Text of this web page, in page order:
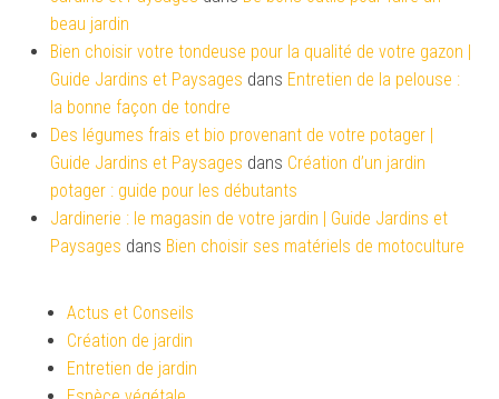
beau jardin
Bien choisir votre tondeuse pour la qualité de votre gazon |
Guide Jardins et Paysages dans Entretien de la pelouse :
la bonne façon de tondre
Des légumes frais et bio provenant de votre potager |
Guide Jardins et Paysages dans Création d’un jardin
potager : guide pour les débutants
Jardinerie : le magasin de votre jardin | Guide Jardins et
Paysages dans Bien choisir ses matériels de motoculture
Actus et Conseils
Création de jardin
Entretien de jardin